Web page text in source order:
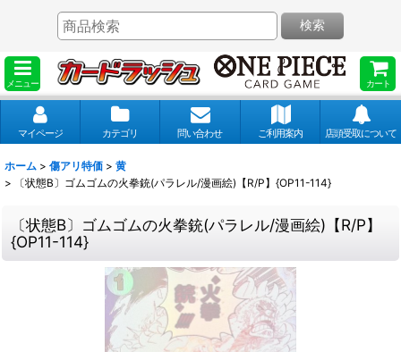
メニュー カート
検索
マイページ カテゴリ 問い合わせ ご利用案内 店頭受取について
ホーム > 傷アリ特価 > 黄
>
〔状態B〕ゴムゴムの火拳銃(パラレル/漫画絵)【R/P】{OP11-114}
〔状態B〕ゴムゴムの火拳銃(パラレル/漫画絵)【R/P】
{OP11-114}